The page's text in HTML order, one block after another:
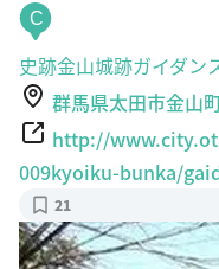
C
史跡金山城跡ガイダン
群馬県太田市金山
http://
009kyoiku-bunka/
21